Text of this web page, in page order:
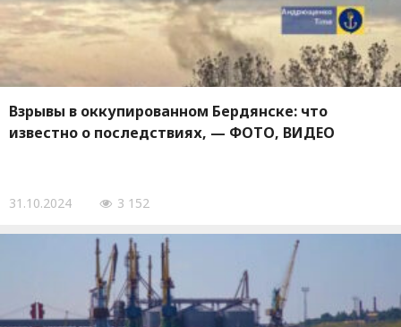
Взрывы в оккупированном Бердянске: что
известно о последствиях, — ФОТО, ВИДЕО
31.10.2024 3 152